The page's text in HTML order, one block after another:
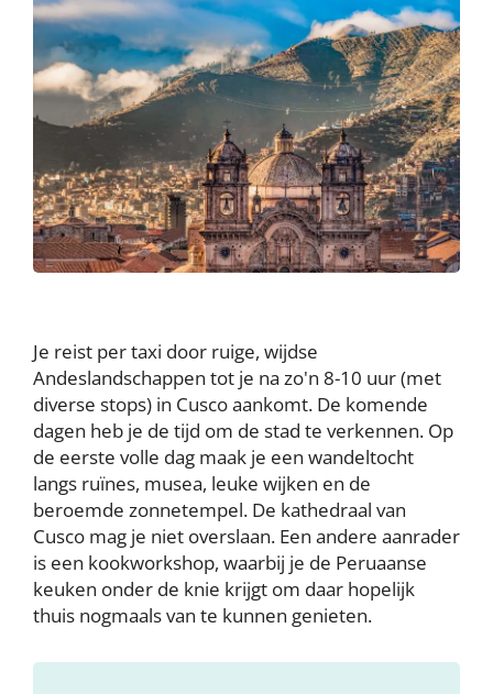
Je reist per taxi door ruige, wijdse
Andeslandschappen tot je na zo'n 8-10 uur (met
diverse stops) in Cusco aankomt. De komende
dagen heb je de tijd om de stad te verkennen. Op
de eerste volle dag maak je een wandeltocht
langs ruïnes, musea, leuke wijken en de
beroemde zonnetempel. De kathedraal van
Cusco mag je niet overslaan. Een andere aanrader
is een kookworkshop, waarbij je de Peruaanse
keuken onder de knie krijgt om daar hopelijk
thuis nogmaals van te kunnen genieten.